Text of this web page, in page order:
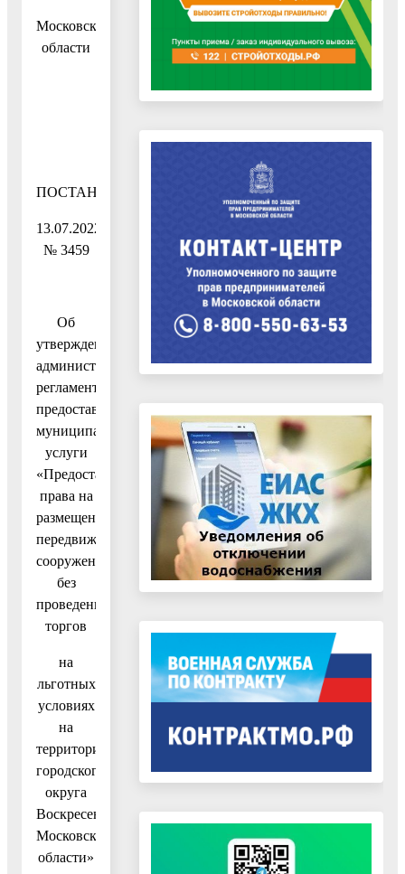
Московской
области
ПОСТАНОВЛЕНИЕ
13.07.2022
№ 3459
Об
утверждении
административного
регламента
предоставления
муниципальной
услуги
«Предоставление
права на
размещение
передвижного
сооружения
без
проведения
торгов
на
льготных
условиях
на
территории
городского
округа
Воскресенск
Московской
области»